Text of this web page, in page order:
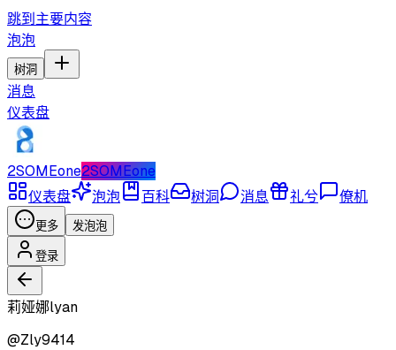
跳到主要内容
泡泡
树洞
消息
仪表盘
2SOMEone2SOMEone
仪表盘
泡泡 百科 树洞 消息 礼兮 僚机
更多 发泡泡
登录
莉娅娜lyan
@Zly9414